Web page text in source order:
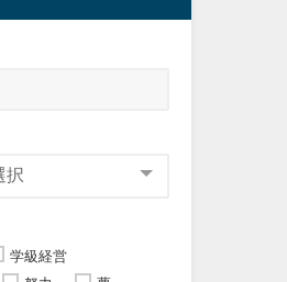
学級経営